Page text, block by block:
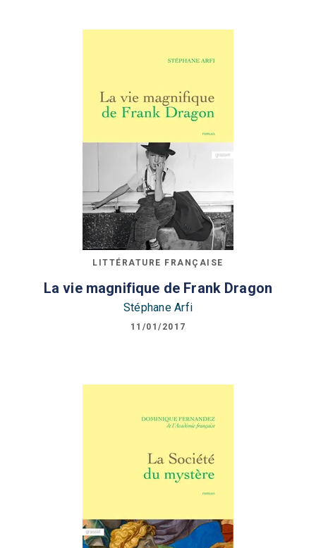
LITTÉRATURE FRANÇAISE
La vie magnifique de Frank Dragon
Stéphane Arfi
11/01/2017